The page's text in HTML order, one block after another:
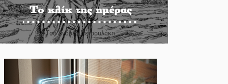
Το κλίκ της ημέρας
Του Ανδρέα Πετρουλάκη